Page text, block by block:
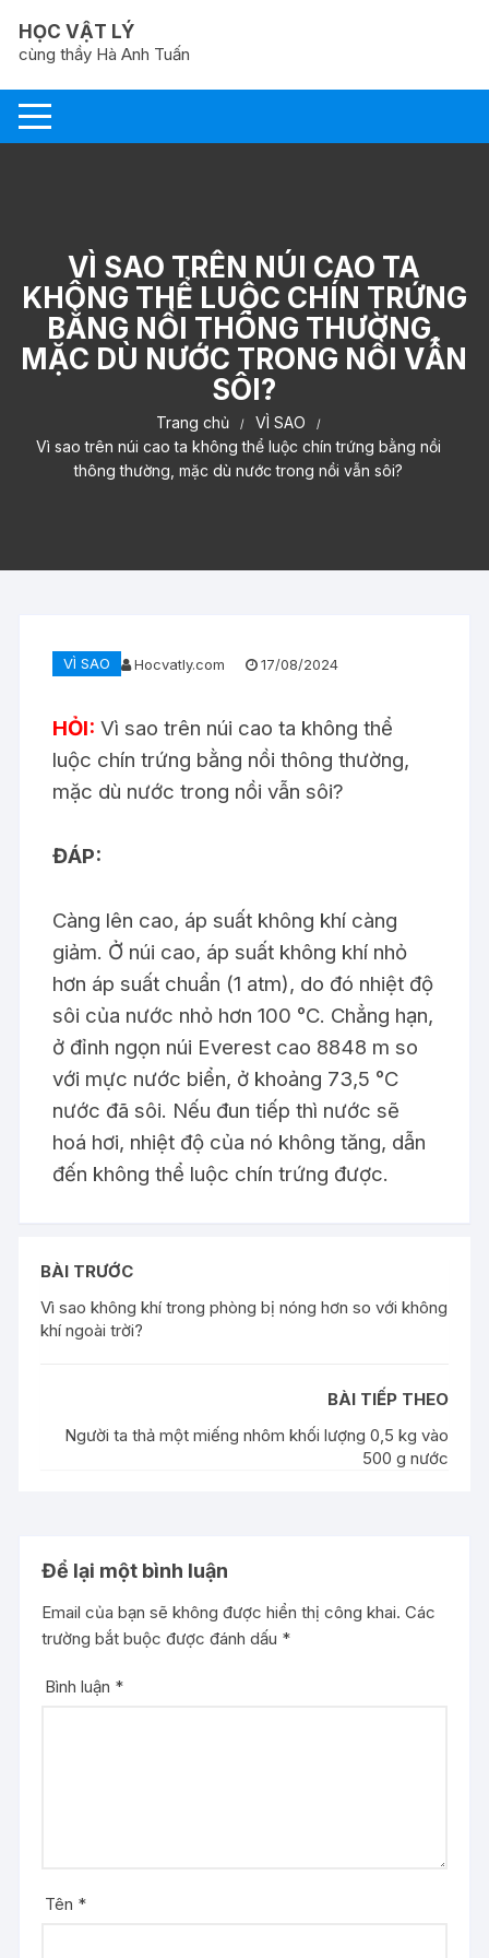
nội
dung
HỌC VẬT LÝ
cùng thầy Hà Anh Tuấn
VÌ SAO TRÊN NÚI CAO TA
KHÔNG THỂ LUỘC CHÍN TRỨNG
BẰNG NỒI THÔNG THƯỜNG,
MẶC DÙ NƯỚC TRONG NỒI VẪN
SÔI?
Trang chủ
VÌ SAO
Vì sao trên núi cao ta không thể luộc chín trứng bằng nồi
thông thường, mặc dù nước trong nồi vẫn sôi?
VÌ SAO Hocvatly.com 17/08/2024
HỎI: Vì sao trên núi cao ta không thể
luộc chín trứng bằng nồi thông thường,
mặc dù nước trong nồi vẫn sôi?
ĐÁP:
Càng lên cao, áp suất không khí càng
giảm. Ở núi cao, áp suất không khí nhỏ
hơn áp suất chuẩn (1 atm), do đó nhiệt độ
sôi của nước nhỏ hơn 100 °C. Chẳng hạn,
ở đỉnh ngọn núi Everest cao 8848 m so
với mực nước biển, ở khoảng 73,5 °C
nước đã sôi. Nếu đun tiếp thì nước sẽ
hoá hơi, nhiệt độ của nó không tăng, dẫn
đến không thể luộc chín trứng được.
BÀI TRƯỚC
Vì sao không khí trong phòng bị nóng hơn so với không
khí ngoài trời?
BÀI TIẾP THEO
Người ta thả một miếng nhôm khối lượng 0,5 kg vào
500 g nước
Để lại một bình luận
Email của bạn sẽ không được hiển thị công khai. Các
trường bắt buộc được đánh dấu *
Bình luận *
Tên *